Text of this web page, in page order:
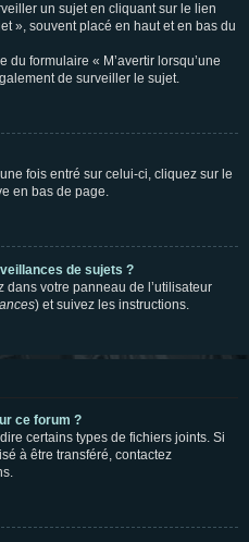
un sujet en cliquant sur le lien
», souvent placé en haut et en bas du
du formulaire « M’avertir lorsqu’une
de surveiller le sujet.
fois entré sur celui-ci, cliquez sur le
en bas de page.
de sujets ?
votre panneau de l’utilisateur
) et suivez les instructions.
ce forum ?
certains types de fichiers joints. Si
à être transféré, contactez